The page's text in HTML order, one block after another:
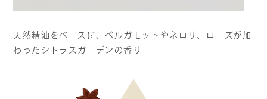
天然精油をベースに、ベルガモットやネロリ、ローズが加
わったシトラスガーデンの香り